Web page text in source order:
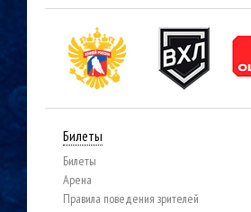
Билеты
Билеты
Арена
Правила поведения зрителей